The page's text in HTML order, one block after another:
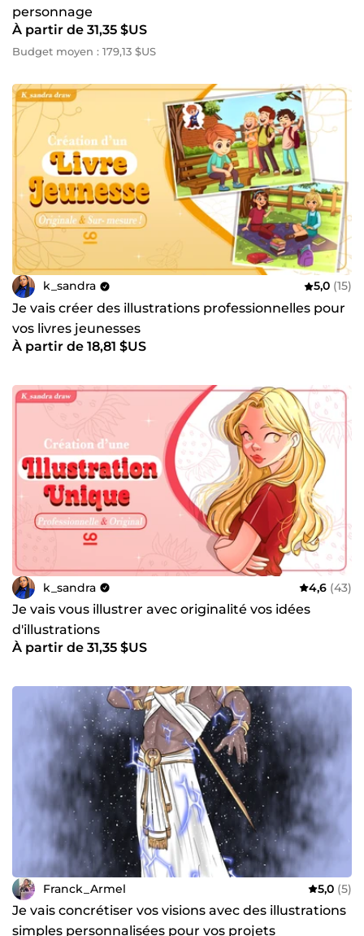
personnage
À partir de 31,35 $US
Budget moyen : 179,13 $US
k_sandra 5,0 (15)
Je vais créer des illustrations professionnelles pour
vos livres jeunesses
À partir de 18,81 $US
k_sandra 4,6 (43)
Je vais vous illustrer avec originalité vos idées
d'illustrations
À partir de 31,35 $US
Franck_Armel 5,0 (5)
Je vais concrétiser vos visions avec des illustrations
simples personnalisées pour vos projets